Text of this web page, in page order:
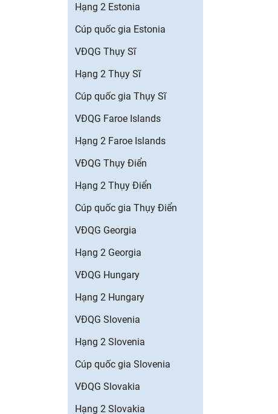
Hạng 2 Estonia
Cúp quốc gia Estonia
VĐQG Thụy Sĩ
Hạng 2 Thụy Sĩ
Cúp quốc gia Thụy Sĩ
VĐQG Faroe Islands
Hạng 2 Faroe Islands
VĐQG Thụy Điển
Hạng 2 Thụy Điển
Cúp quốc gia Thụy Điển
VĐQG Georgia
Hạng 2 Georgia
VĐQG Hungary
Hạng 2 Hungary
VĐQG Slovenia
Hạng 2 Slovenia
Cúp quốc gia Slovenia
VĐQG Slovakia
Hạng 2 Slovakia